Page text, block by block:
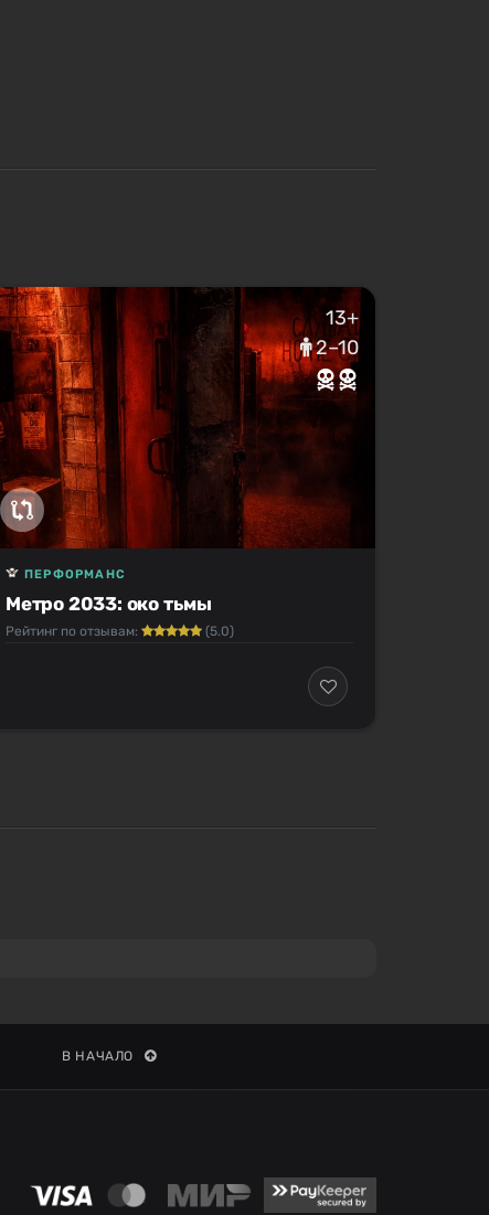
13+
2–10
Метро 2033: око тьмы
ПЕРФОРМАНС
Рейтинг по отзывам: (5.0)
В НАЧАЛО